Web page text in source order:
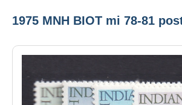
1975 MNH BIOT mi 78-81